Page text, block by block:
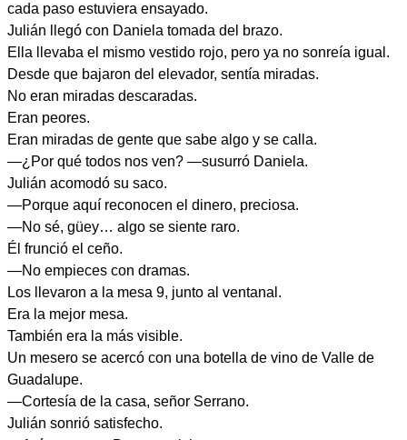
cada paso estuviera ensayado.
Julián llegó con Daniela tomada del brazo.
Ella llevaba el mismo vestido rojo, pero ya no sonreía igual.
Desde que bajaron del elevador, sentía miradas.
No eran miradas descaradas.
Eran peores.
Eran miradas de gente que sabe algo y se calla.
—¿Por qué todos nos ven? —susurró Daniela.
Julián acomodó su saco.
—Porque aquí reconocen el dinero, preciosa.
—No sé, güey… algo se siente raro.
Él frunció el ceño.
—No empieces con dramas.
Los llevaron a la mesa 9, junto al ventanal.
Era la mejor mesa.
También era la más visible.
Un mesero se acercó con una botella de vino de Valle de
Guadalupe.
—Cortesía de la casa, señor Serrano.
Julián sonrió satisfecho.